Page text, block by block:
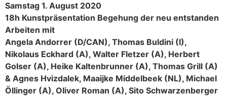
Samstag 1. August 2020
18h Kunstpräsentation Begehung der neu entstanden
Arbeiten mit
Angela Andorrer (D/CAN), Thomas Buldini (I),
Nikolaus Eckhard (A), Walter Fletzer (A), Herbert
Golser (A), Heike Kaltenbrunner (A), Thomas Grill (A)
& Agnes Hvizdalek, Maaijke Middelbeek (NL), Michael
Öllinger (A), Oliver Roman (A), Sito Schwarzenberger